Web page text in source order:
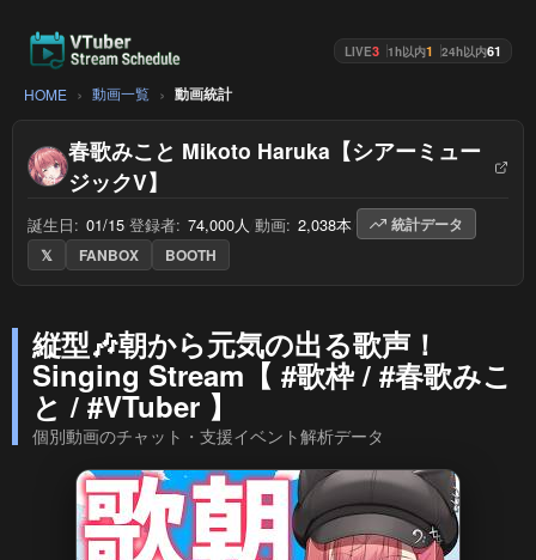
LIVE3 1h以内1 24h以内61
HOME 動画一覧 動画統計
春歌みこと Mikoto Haruka【シアーミュー
ジックV】
誕生日: 01/15 登録者: 74,000人 動画: 2,038本
統計データ
𝕏
FANBOX BOOTH
縦型🎶朝から元気の出る歌声！
Singing Stream【 #歌枠 / #春歌みこ
と / #VTuber 】
個別動画のチャット・支援イベント解析データ